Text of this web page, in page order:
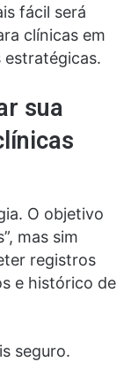
fácil será
clínicas em
estratégicas.
sua
O objetivo
mas sim
registros
e histórico de
seguro.